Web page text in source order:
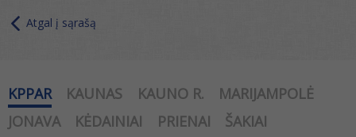
Atgal į sąrašą
KPPAR KAUNAS KAUNO R.
MARIJAMPOLĖ
JONAVA
KĖDAINIAI PRIENAI
ŠAKIAI